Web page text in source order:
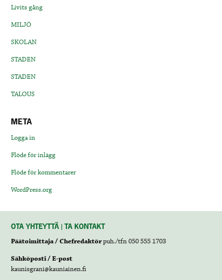
Livits gång
MILJÖ
SKOLAN
STADEN
STADEN
TALOUS
META
Logga in
Flöde för inlägg
Flöde för kommentarer
WordPress.org
OTA YHTEYTTÄ | TA KONTAKT
Päätoimittaja / Chefredaktörpuh./tfn 050 555 1703
Sähköposti / E-post
kaunisgrani@kauniainen.fi